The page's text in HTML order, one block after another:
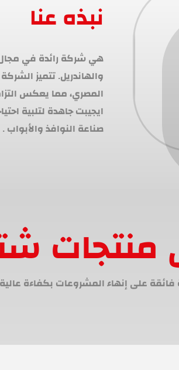
نبذه عنا
المصري، مما يعكس
ايجيبت جاهدة لتلبية
صناعة النوافذ والأبواب .
فائقة على إنهاء المشروعات بكفاءة عالية